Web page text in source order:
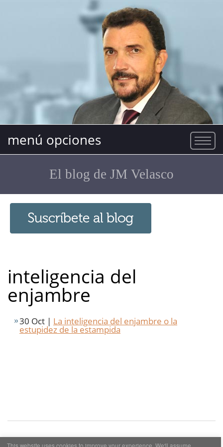
menú opciones
El blog de JM Velasco
inteligencia del
enjambre
30 Oct | La inteligencia del enjambre o la
estupidez de la estampida